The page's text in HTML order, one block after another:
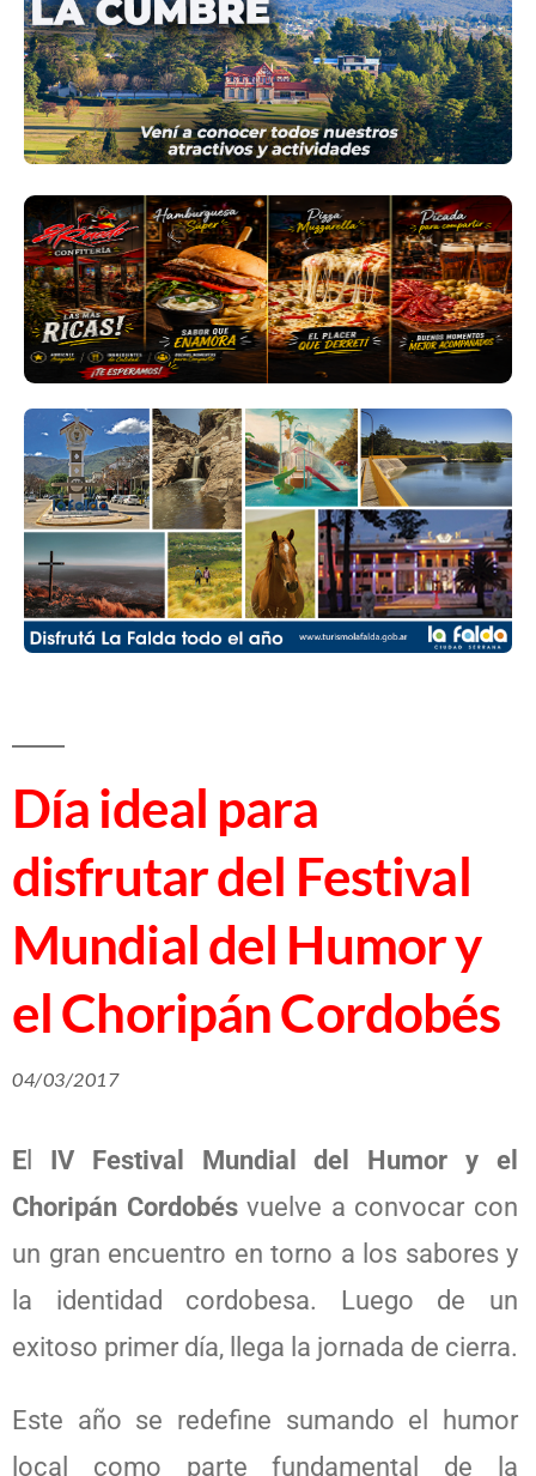
Día ideal para
disfrutar del Festival
Mundial del Humor y
el Choripán Cordobés
04/03/2017
E
IV Festival Mundial del Humor y el
Choripán Cordobésvuelve a convocar con
un gran encuentro en torno a los sabores y
la identidad cordobesa. Luego de un
exitoso primer día, llega la jornada de cierra.
Este año se redefine sumando el humor
local como parte fundamental de la